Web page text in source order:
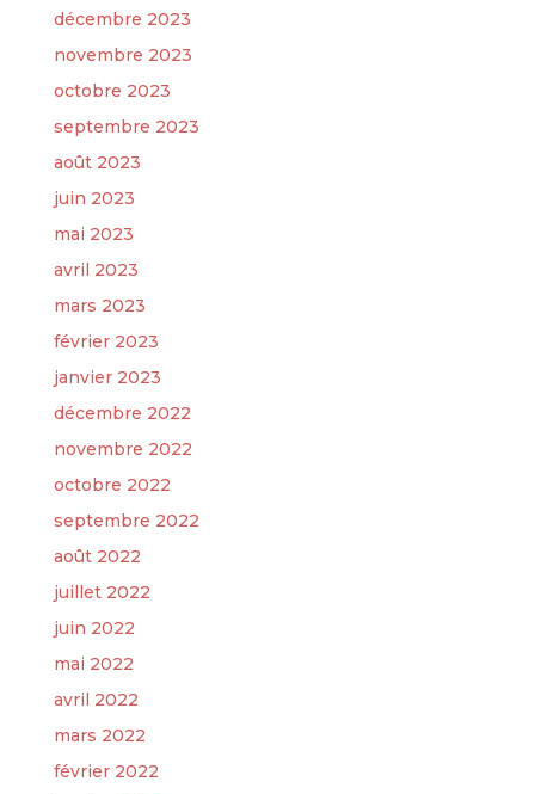
décembre 2023
novembre 2023
octobre 2023
septembre 2023
août 2023
juin 2023
mai 2023
avril 2023
mars 2023
février 2023
janvier 2023
décembre 2022
novembre 2022
octobre 2022
septembre 2022
août 2022
juillet 2022
juin 2022
mai 2022
avril 2022
mars 2022
février 2022